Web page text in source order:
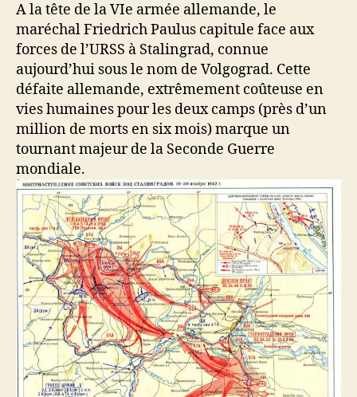
A la tête de la VIe armée allemande, le
maréchal Friedrich Paulus capitule face aux
forces de l’URSS à Stalingrad, connue
aujourd’hui sous le nom de Volgograd. Cette
défaite allemande, extrêmement coûteuse en
vies humaines pour les deux camps (près d’un
million de morts en six mois) marque un
tournant majeur de la Seconde Guerre
mondiale.